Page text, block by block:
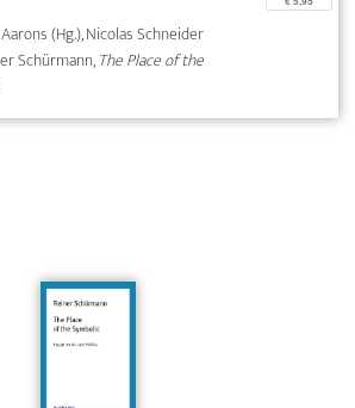
(Hg.), Nicolas Schneider
Schürmann,The Place of the